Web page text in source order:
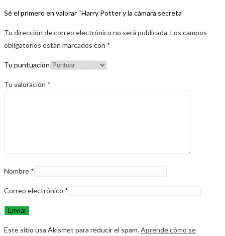
Sé el primero en valorar “Harry Potter y la cámara secreta”
Tu dirección de correo electrónico no será publicada.Los campos
obligatorios están marcados con *
Tu puntuación
Tu valoración *
Nombre *
Correo electrónico *
Este sitio usa Akismet para reducir el spam.Aprende cómo se